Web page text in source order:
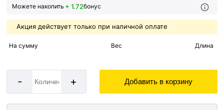
Можете накопить + 1.72бонус
Акция действует только при наличной оплате
На сумму Вес Длина
- + Добавить в корзину